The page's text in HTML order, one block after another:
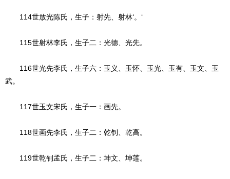
114世放光陈氏，生子：射先、射林‘。‘
115世射林李氏，生子二：光德、光先。
116世光先李氏，生子六：玉义、玉怀、玉光、玉有、玉文、玉
武。
117世玉文宋氏，生子一：画先。
118世画先李氏，生子二：乾钊、乾高。
119世乾钊孟氏，生子二：坤文、坤莲。